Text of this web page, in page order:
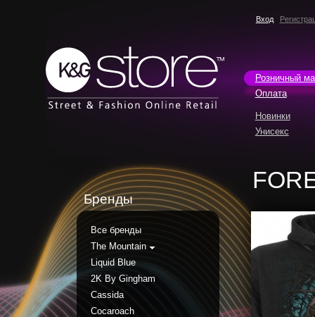
Вход
Розничный
Оплата
Новинки
Унисекс
Бренды
Все бренды
The Mountain
Liquid Blue
2K By Gingham
Cassida
Cocaroach